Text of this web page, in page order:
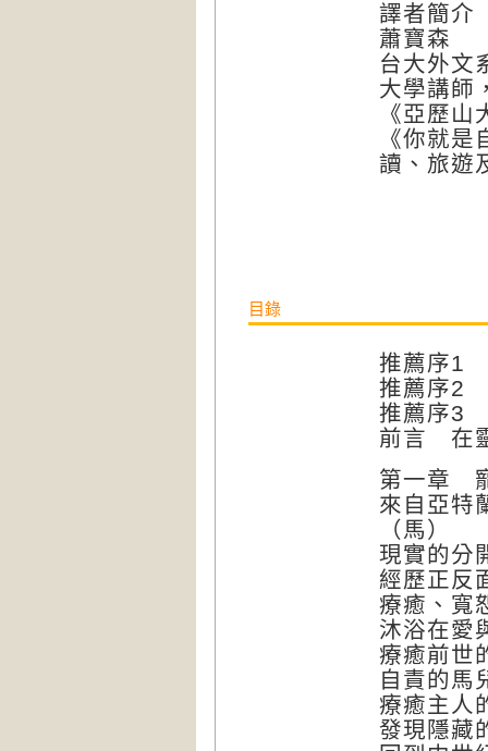
譯者簡介
蕭寶森
台大外文
大學講師
《亞歷
《你就
讀、旅遊
目錄
推薦序1
推薦序2
推薦序3
前言 在
第一章
來自亞特
（馬）
現實的分
經歷正反
療癒、寬
沐浴在愛
療癒前世
自責的馬
療癒主人
發現隱藏